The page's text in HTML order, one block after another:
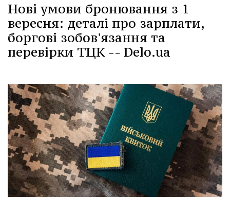
Нові умови бронювання з 1
вересня: деталі про зарплати,
боргові зобов'язання та
перевірки ТЦК -- Delo.ua